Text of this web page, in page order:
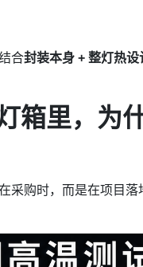
合封装本身 + 整灯热设
箱里，为
采购时，而是在项目落